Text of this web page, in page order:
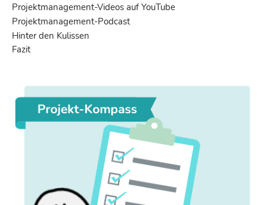
Projektmanagement-Videos auf YouTube
Projektmanagement-Podcast
Hinter den Kulissen
Fazit